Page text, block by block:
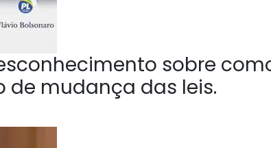
sobre
de mudança das leis.